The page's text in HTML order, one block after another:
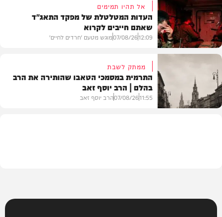
וידאו
דעות
אל תהיו תמימים
העדות המטלטלת של מפקד התאג"ד
שאתם חייבים לקרוא
12:09
07/08/26מוגש מטעם 'חרדים לחיים'
ממתק לשבת
התרמית במסמכי הטאבו שהותירה את הרב
בהלם | הרב יוסף זאב
11:55
07/08/26הרב יוסף זאב